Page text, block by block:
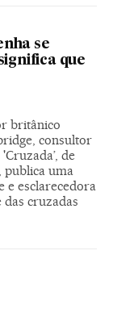
se
que
britânico
consultor
de
publica uma
e esclarecedora
das cruzadas